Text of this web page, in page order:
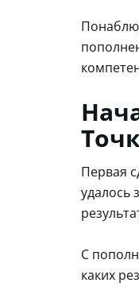
Первая
удалось
С
каких